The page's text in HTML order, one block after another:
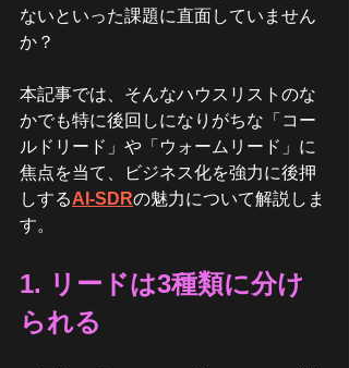
ないといった課題に直面していません
か？
本記事では、そんなハウスリストのな
かでも特に後回しになりがちな「コー
ルドリード」や「ウォームリード」に
焦点を当て、ビジネス化を強力に後押
しするAI-SDRの魅力について解説しま
す。
1. リードは3種類に分け
られる